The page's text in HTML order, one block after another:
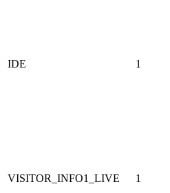
IDE 1
VISITOR_INFO1_LIVE 1